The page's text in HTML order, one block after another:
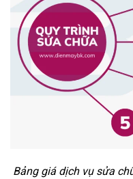
Bảng giá dịch vụ sửa